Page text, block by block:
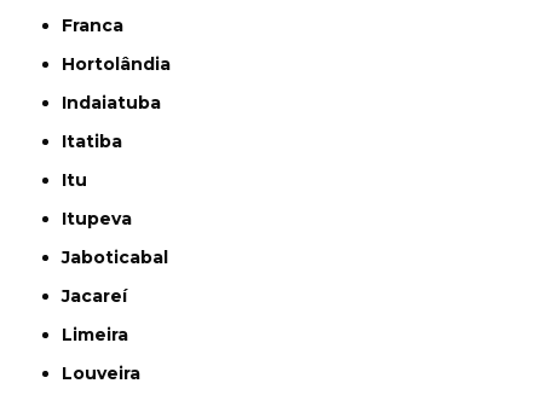
Franca
Hortolândia
Indaiatuba
Itatiba
Itu
Itupeva
Jaboticabal
Jacareí
Limeira
Louveira